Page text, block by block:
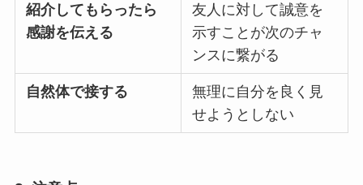
紹介してもらったら
感謝を伝える
友人に対して誠意を
示すことが次のチャ
ンスに繋がる
自然体で接する
無理に自分を良く見
せようとしない